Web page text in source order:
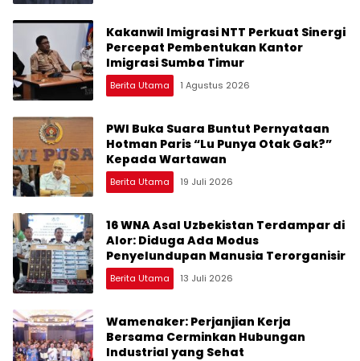
Kakanwil Imigrasi NTT Perkuat Sinergi
Percepat Pembentukan Kantor
Imigrasi Sumba Timur
Berita Utama 1 Agustus 2026
PWI Buka Suara Buntut Pernyataan
Hotman Paris “Lu Punya Otak Gak?”
Kepada Wartawan
Berita Utama 19 Juli 2026
16 WNA Asal Uzbekistan Terdampar di
Alor: Diduga Ada Modus
Penyelundupan Manusia Terorganisir
Berita Utama 13 Juli 2026
Wamenaker: Perjanjian Kerja
Bersama Cerminkan Hubungan
Industrial yang Sehat